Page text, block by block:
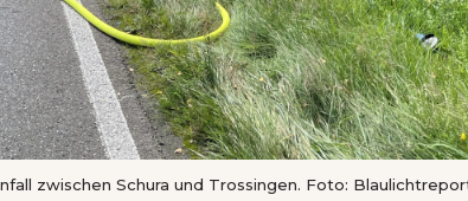
zwischen Schura und Trossingen. Foto: